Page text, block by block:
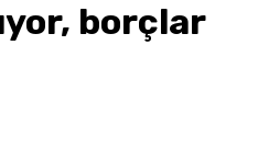
borçlar